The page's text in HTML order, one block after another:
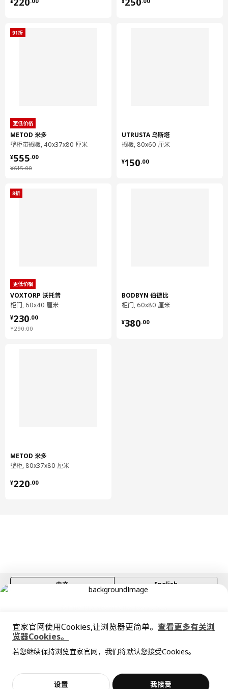
更低价格
METOD 米多
壁柜带搁板, 40x37x80 厘米
¥615.00
¥ 615.00
¥555.00
¥ 555.00
更低价格
VOXTORP 沃托普
柜门, 60x40 厘米
¥290.00
¥ 290.00
¥230.00
¥ 230.00
METOD 米多
壁柜, 80x37x80 厘米
¥220.00
¥ 220.00
UTRUSTA 乌斯塔
搁板, 80x60 厘米
¥150.00
¥ 150.00
BODBYN 伯德比
柜门, 60x80 厘米
¥380.00
¥ 380.00
抱歉，该商品在所选地区暂时缺货。
加入购物袋 立即购买
中文 English
上海工商
沪公网安备 31010402001069号
宜家AI购物助手算法 网信算备310104755117001240013号
价格透明，设计专业，现货供应
不，谢谢 立即预约
宜家官网使用Cookies,让浏览器更简单。 查看更多有关浏
览器Cookies。
若您继续保持浏览宜家官网，我们将默认您接受Cookies。
设置 我接受